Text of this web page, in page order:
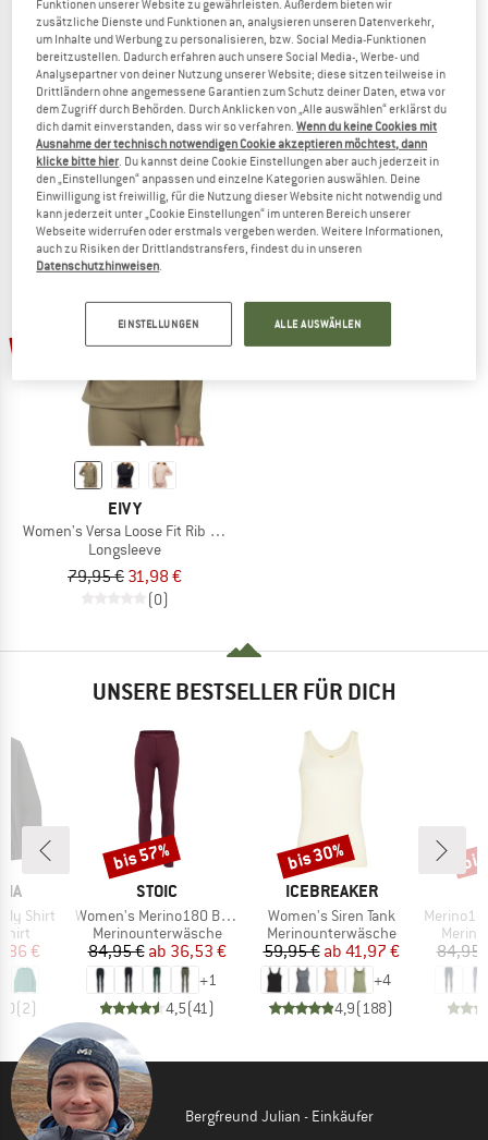
EIVY
Women's Journey Rib Top
Longsleeve
79,95 €63,96 €
(0)
EIVY
Women's Icecold Gaiter Top
Longsleeve
79,95 €31,98 €
(0)
EIVY
Women's Versa Loose Fit Rib Top
Longsleeve
79,95 € 31,98 €
(0)
UNSERE BESTSELLER FÜR DICH
Shirt
Preis
€
(2)
MARKE
STOIC
Artikel
Women's Merino180 BengtSt. Long Pants
Produktgruppe
Merinounterwäsche
Preis
84,95 € reduzierter Preis
ab 36,53 €
+1
4,5(41)
Rabatt
bis 57%
MARKE
ICEBREAKER
Artikel
Women's Siren Tank
Produktgruppe
Merinounterwäsche
Preis
59,95 € reduzierter Preis
ab 41,97 €
+4
4,9(188)
Rabatt
bis 30%
Artikel
Merino180
84,95
Bergfreund Julian - Einkäufer
Funktionen unserer Website zu gewährleisten. Außerdem bieten wir
zusätzliche Dienste und Funktionen an, analysieren unseren Datenverkehr,
um Inhalte und Werbung zu personalisieren, bzw. Social Media-Funktionen
bereitzustellen. Dadurch erfahren auch unsere Social Media-, Werbe- und
Analysepartner von deiner Nutzung unserer Website; diese sitzen teilweise in
Drittländern ohne angemessene Garantien zum Schutz deiner Daten, etwa vor
dem Zugriff durch Behörden. Durch Anklicken von „Alle auswählen“ erklärst du
dich damit einverstanden, dass wir so verfahren.Wenn du keine Cookies mit
Ausnahme der technisch notwendigen Cookie akzeptieren möchtest, dann
klicke bitte hier. Du kannst deine Cookie Einstellungen aber auch jederzeit in
den „Einstellungen“ anpassen und einzelne Kategorien auswählen. Deine
Einwilligung ist freiwillig, für die Nutzung dieser Website nicht notwendig und
kann jederzeit unter „Cookie Einstellungen“ im unteren Bereich unserer
Webseite widerrufen oder erstmals vergeben werden. Weitere Informationen,
auch zu Risiken der Drittlandstransfers, findest du in unseren
Datenschutzhinweisen.
EINSTELLUNGEN ALLE AUSWÄHLEN